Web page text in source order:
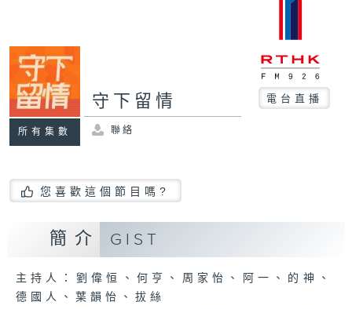
所有集數
守下留情 電台直播
聯絡
您喜歡這個節目嗎?
簡介 GIST
主持人：劉偉恒、何亨、周家怡、阿一、的神、
德國人、葉韻怡、拔絲